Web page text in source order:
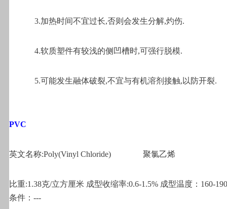
3.加热时间不宜过长,否则会发生分解,灼伤.
4.软质塑件有较浅的侧凹槽时,可强行脱模.
5.可能发生融体破裂,不宜与有机溶剂接触,以防开裂.
PVC
英文名称:Poly(Vinyl Chloride) 聚氯乙烯
比重:1.38克/立方厘米 成型收缩率:0.6-1.5% 成型温度：160-
条件：---